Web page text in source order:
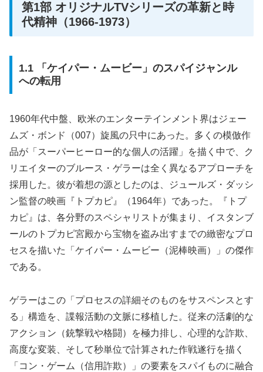
第1部 オリジナルTVシリーズの革新と時
代精神（1966-1973）
1.1 「ケイパー・ムービー」のスパイジャンル
への転用
1960年代中盤、欧米のエンターテインメント界はジェー
ムズ・ボンド（007）旋風の只中にあった。多くの模倣作
品が「スーパーヒーロー的な個人の活躍」を描く中で、ク
リエイターのブルース・ゲラーは全く異なるアプローチを
採用した。彼が着想の源としたのは、ジュールズ・ダッシ
ン監督の映画『トプカピ』（1964年）であった。『トプ
カピ』は、各分野のスペシャリストが集まり、イスタンブ
ールのトプカピ宮殿から宝物を盗み出すまでの緻密なプロ
セスを描いた「ケイパー・ムービー（泥棒映画）」の傑作
である。
ゲラーはこの「プロセスの詳細そのものをサスペンスとす
る」構造を、諜報活動の文脈に移植した。従来の活劇的な
アクション（銃撃戦や格闘）を極力排し、心理的な詐欺、
高度な変装、そして秒単位で計算された作戦遂行を描く
「コン・ゲーム（信用詐欺）」の要素をスパイものに融合